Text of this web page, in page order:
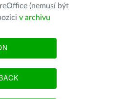
(nemusí být
v archivu